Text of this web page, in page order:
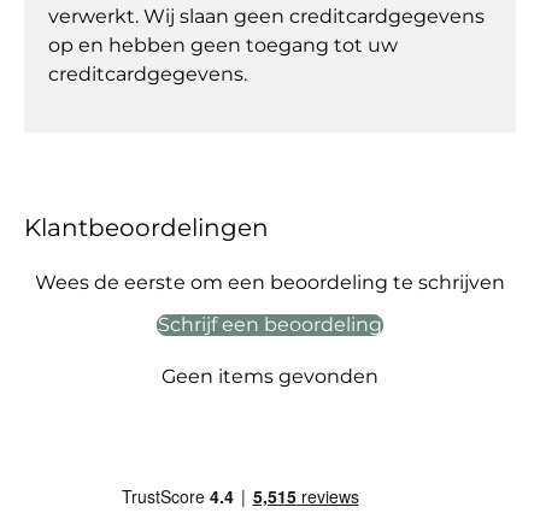
verwerkt. Wij slaan geen creditcardgegevens
op en hebben geen toegang tot uw
creditcardgegevens.
Klantbeoordelingen
Wees de eerste om een beoordeling te schrijven
Schrijf een beoordeling
Geen items gevonden